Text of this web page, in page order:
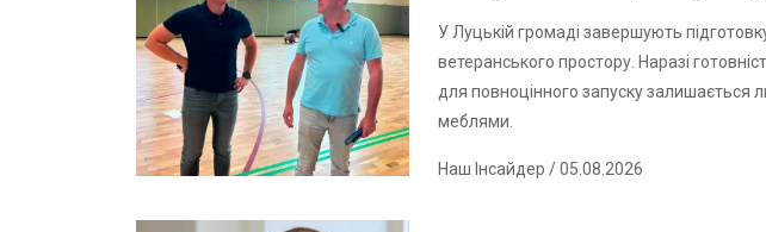
У Луцькій громаді завершують
ветеранського простору. Наразі
для повноцінного запуску
меблями.
Наш Інсайдер / 05.08.2026